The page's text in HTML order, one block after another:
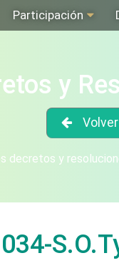
Participación
y
Volver
decretos y
034-